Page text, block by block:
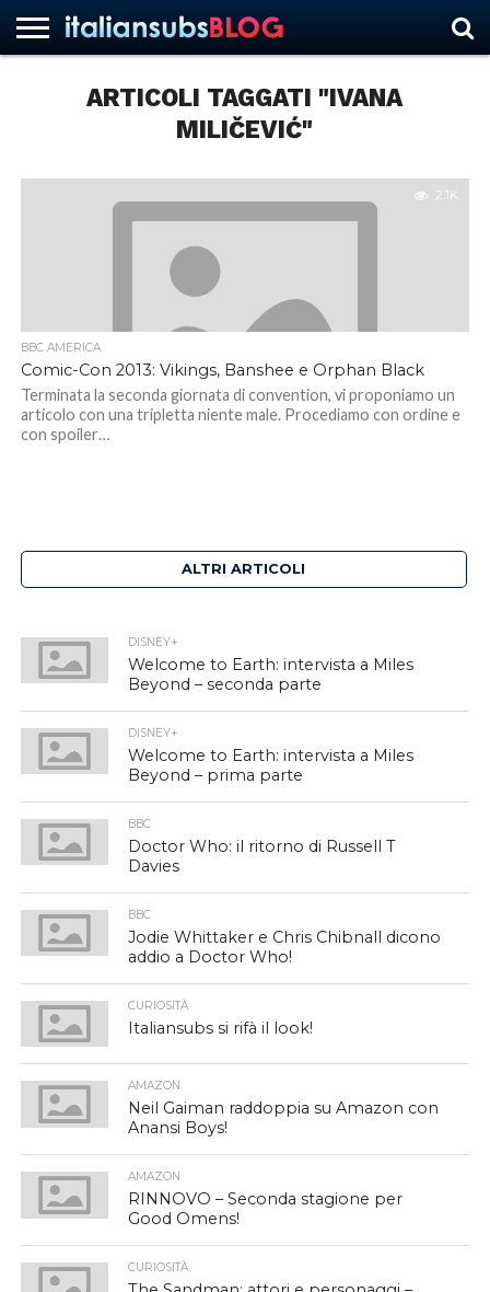
ARTICOLI TAGGATI "IVANA
MILIČEVIĆ"
2.1K
BBC AMERICA
Comic-Con 2013: Vikings, Banshee e Orphan Black
Terminata la seconda giornata di convention, vi proponiamo un
articolo con una tripletta niente male. Procediamo con ordine e
con spoiler…
ALTRI ARTICOLI
DISNEY+
Welcome to Earth: intervista a Miles
Beyond – seconda parte
DISNEY+
Welcome to Earth: intervista a Miles
Beyond – prima parte
BBC
Doctor Who: il ritorno di Russell T
Davies
BBC
Jodie Whittaker e Chris Chibnall dicono
addio a Doctor Who!
CURIOSITÀ
Italiansubs si rifà il look!
AMAZON
Neil Gaiman raddoppia su Amazon con
Anansi Boys!
AMAZON
RINNOVO – Seconda stagione per
Good Omens!
CURIOSITÀ